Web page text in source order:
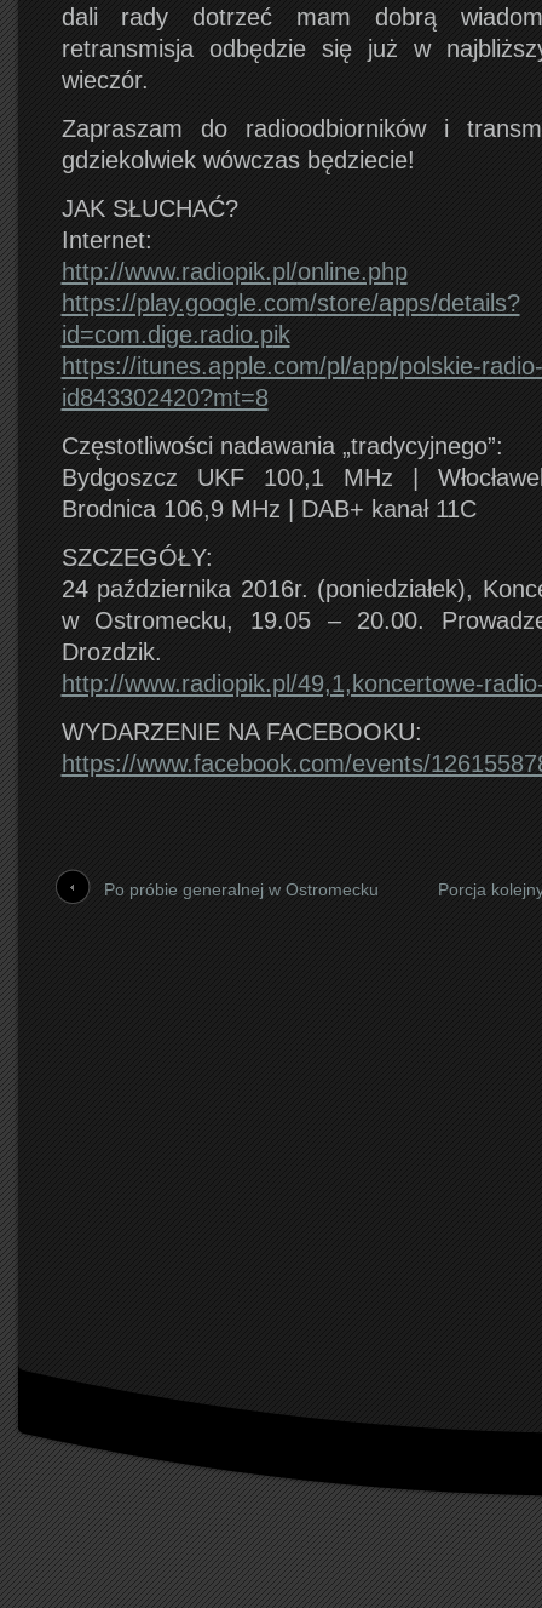
dali rady dotrzeć mam dobrą
retransmisja odbędzie się już w
wieczór.
Zapraszam do radioodbiorników i
gdziekolwiek wówczas będziecie!
JAK SŁUCHAĆ?
Internet:
http://www.radiopik.pl/online.php
https://play.google.com/store/apps/details?
id=com.dige.radio.pik
https://itunes.apple.com/pl/app/polskie-
id843302420?mt=8
Częstotliwości nadawania „tradycyjnego”:
Bydgoszcz UKF 100,1 MHz |
Brodnica 106,9 MHz | DAB+ kanał 11C
SZCZEGÓŁY:
24 października 2016r. (poniedziałek),
w Ostromecku, 19.05 – 20.00.
Drozdzik.
http://www.radiopik.pl/49,1,koncertowe-
WYDARZENIE NA FACEBOOKU:
https://www.facebook.com/events/
Po próbie generalnej w Ostromecku Porcja